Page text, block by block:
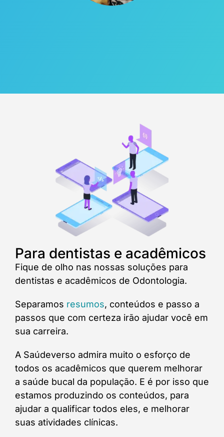
Para dentistas e acadêmicos
Fique de olho nas nossas soluções para
dentistas e acadêmicos de Odontologia.
Separamos resumos, conteúdos e passo a
passos que com certeza irão ajudar você em
sua carreira.
A Saúdeverso admira muito o esforço de
todos os acadêmicos que querem melhorar
a saúde bucal da população. E é por isso que
estamos produzindo os conteúdos, para
ajudar a qualificar todos eles, e melhorar
suas atividades clínicas.